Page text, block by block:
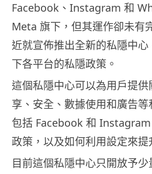
Facebook、Instagram 和
Meta 旗下，但其運作卻未有
近就宣佈推出全新的私隱中
下各平台的私隱政策。
這個私隱中心可以為用戶提
享、安全、數據使用和廣告
包括 Facebook 和
政策，以及如何利用設定來提
目前這個私隱中心只開放予